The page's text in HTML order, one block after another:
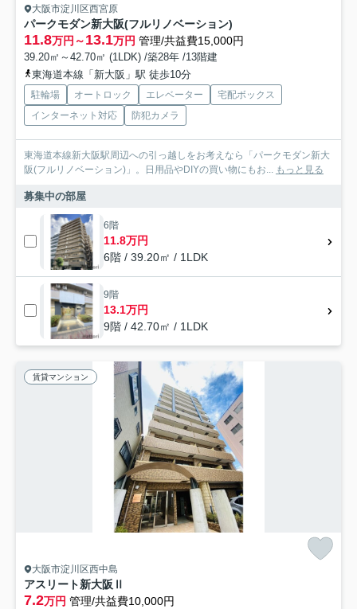
大阪市淀川区西宮原
パークモダン新大阪(フルリノベーション)
11.8万円～13.1万円 管理/共益費15,000円
39.20㎡～42.70㎡ (1LDK) /築28年 /13階建
東海道本線「新大阪」駅 徒歩10分
駐輪場 オートロック エレベーター
宅配ボックス
インターネット対応
防犯カメラ
東海道本線新大阪駅周辺への引っ越しをお考えなら「パークモダン新大
阪(フルリノベーション)」。日用品やDIYの買い物にもお...
もっと見る
募集中の部屋
6階
11.8万円
6階 / 39.20㎡ / 1LDK
9階
13.1万円
9階 / 42.70㎡ / 1LDK
賃貸マンション
大阪市淀川区西中島
アスリート新大阪Ⅱ
7.2万円 管理/共益費10,000円